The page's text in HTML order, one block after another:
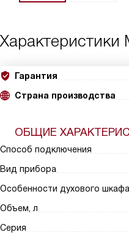
Характеристики
Гарантия
Страна производства
ОБЩИЕ
Способ подключения
Вид прибора
Особенности духового шкафа
Объем, л
Серия